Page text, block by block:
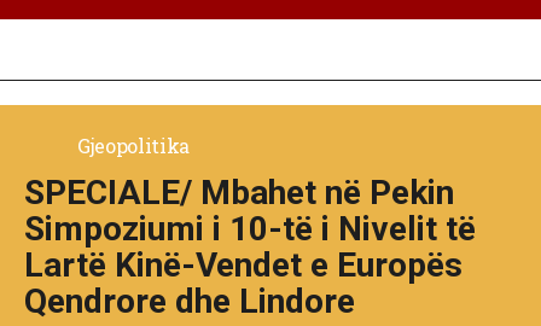
Gjeopolitika
SPECIALE/ Mbahet në Pekin
Simpoziumi i 10-të i Nivelit të
Lartë Kinë-Vendet e Europës
Qendrore dhe Lindore